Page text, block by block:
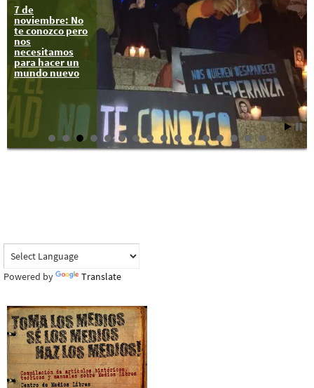
7 de
noviembre: No
te conozco pero
nos
necesitamos
para hacer un
mundo nuevo
Oxnard,
California:
Noche de
resistencia
comunitaria,
todos somos
Ayotzinapa!
Powered by Translate